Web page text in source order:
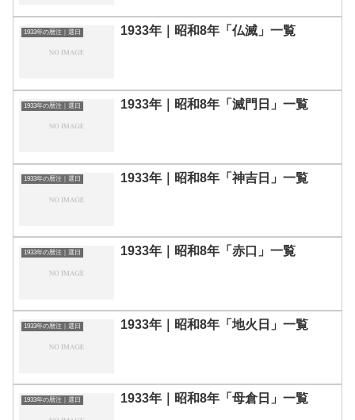
1933年の暦注｜選日 1933年｜昭和8年「仏滅」一覧
1933年の暦注｜選日 1933年｜昭和8年「滅門日」一覧
1933年の暦注｜選日 1933年｜昭和8年「神吉日」一覧
1933年の暦注｜選日 1933年｜昭和8年「赤口」一覧
1933年の暦注｜選日 1933年｜昭和8年「地火日」一覧
1933年の暦注｜選日 1933年｜昭和8年「母倉日」一覧